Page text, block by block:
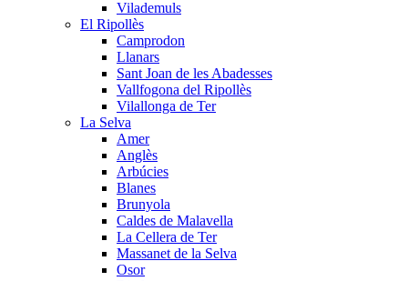
Vilademuls
El Ripollès
Camprodon
Llanars
Sant Joan de les Abadesses
Vallfogona del Ripollès
Vilallonga de Ter
La Selva
Amer
Anglès
Arbúcies
Blanes
Brunyola
Caldes de Malavella
La Cellera de Ter
Massanet de la Selva
Osor